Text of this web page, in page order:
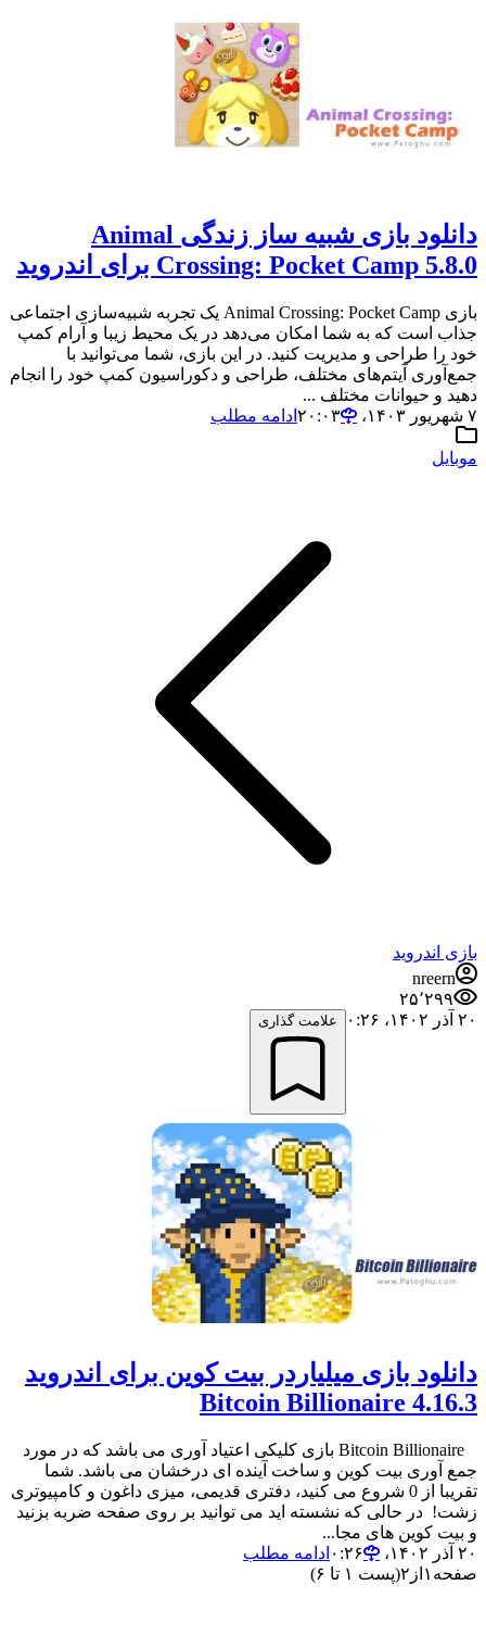
دانلود بازی شبیه ساز زندگی Animal
Crossing: Pocket Camp 5.8.0 برای اندروید
بازی Animal Crossing: Pocket Camp یک تجربه شبیه‌سازی اجتماعی
جذاب است که به شما امکان می‌دهد در یک محیط زیبا و آرام کمپ
خود را طراحی و مدیریت کنید. در این بازی، شما می‌توانید با
جمع‌آوری آیتم‌های مختلف، طراحی و دکوراسیون کمپ خود را انجام
دهید و حیوانات مختلف ...
۷ شهریور ۱۴۰۳،‏ ۲۰:۰۳
ادامه مطلب
موبایل
بازی اندروید
nreern
۲۵٬۲۹۹
۲۰ آذر ۱۴۰۲،‏ ۰:۲۶
علامت گذاری
دانلود بازی میلیاردر بیت کوین برای اندروید
Bitcoin Billionaire 4.16.3
Bitcoin Billionaire بازی کلیکی اعتیاد آوری می باشد که در مورد
جمع آوری بیت کوین و ساخت آینده ای درخشان می باشد. شما
تقریبا از 0 شروع می کنید، دفتری قدیمی، میزی داغون و کامپیوتری
زشت! در حالی که نشسته اید می توانید بر روی صفحه ضربه بزنید
و بیت کوین های مجا...
۲۰ آذر ۱۴۰۲،‏ ۰:۲۶
ادامه مطلب
صفحه ۱ از ۲(پست ۱ تا ۶)